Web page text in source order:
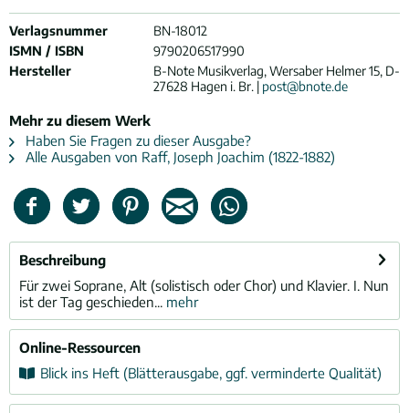
Verlagsnummer
BN-18012
ISMN / ISBN
9790206517990
Hersteller
B-Note Musikverlag, Wersaber Helmer 15, D-
27628 Hagen i. Br. | post@bnote.de
Mehr zu diesem Werk
Haben Sie Fragen zu dieser Ausgabe?
Alle Ausgaben von Raff, Joseph Joachim (1822-1882)
Beschreibung
Für zwei Soprane, Alt (solistisch oder Chor) und Klavier. I. Nun
ist der Tag geschieden... mehr
Online-Ressourcen
Blick ins Heft (Blätterausgabe, ggf. verminderte Qualität)